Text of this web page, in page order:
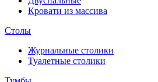
Кровати из массива
Столы
Журнальные столики
Туалетные столики